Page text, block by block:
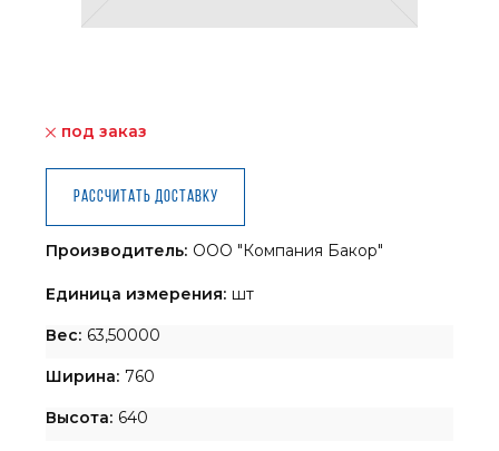
под заказ
Рассчитать доставку
Производитель: ООО "Компания Бакор"
Единица измерения: шт
Вес: 63,50000
Ширина: 760
Высота: 640